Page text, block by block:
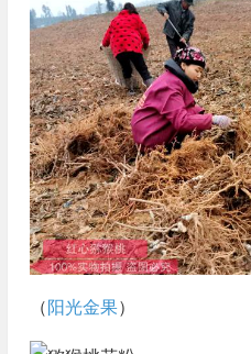
（ 阳光金果）